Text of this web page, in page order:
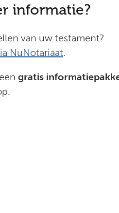
informatie?
van uw testament?
NuNotariaat.
gratis